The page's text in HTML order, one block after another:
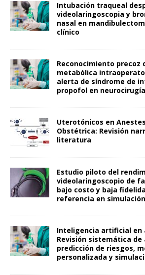
Intubación traqueal
videolaringoscopia y
nasal en
clínico
Reconocimiento precoz
metabólica
alerta de síndrome de
propofol en
Uterotónicos en
Obstétrica: Revisión
literatura
Estudio piloto del
videolaringoscopio de
bajo costo y baja
referencia en
Inteligencia artificial en
Revisión sistemática de
predicción de riesgos,
personalizada y